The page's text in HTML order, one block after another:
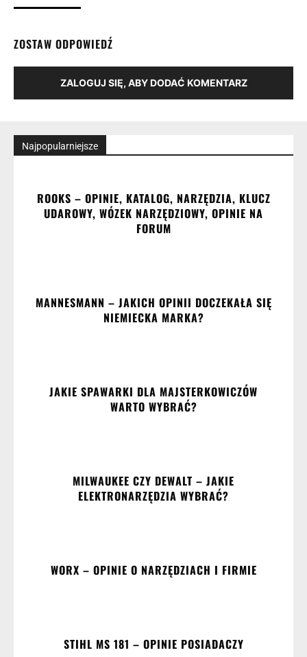
ZOSTAW ODPOWIEDŹ
ZALOGUJ SIĘ, ABY DODAĆ KOMENTARZ
Najpopularniejsze
ROOKS – OPINIE, KATALOG, NARZĘDZIA, KLUCZ
UDAROWY, WÓZEK NARZĘDZIOWY, OPINIE NA
FORUM
MANNESMANN – JAKICH OPINII DOCZEKAŁA SIĘ
NIEMIECKA MARKA?
JAKIE SPAWARKI DLA MAJSTERKOWICZÓW
WARTO WYBRAĆ?
MILWAUKEE CZY DEWALT – JAKIE
ELEKTRONARZĘDZIA WYBRAĆ?
WORX – OPINIE O NARZĘDZIACH I FIRMIE
STIHL MS 181 – OPINIE POSIADACZY